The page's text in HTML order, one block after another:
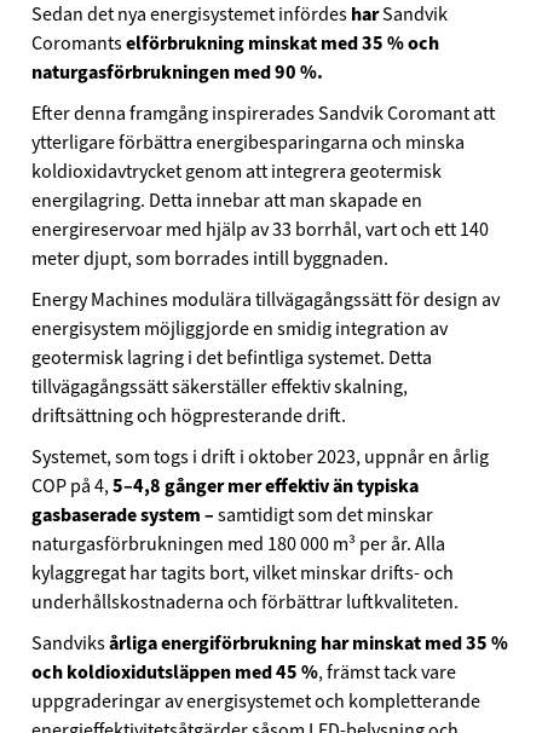
Sedan det nya energisystemet infördesharSandvik
Coromantselförbrukning minskat med 35 % och
naturgasförbrukningen med 90 %.
Efter denna framgång inspirerades Sandvik Coromant att
ytterligare förbättra energibesparingarna och minska
koldioxidavtrycket genom att integrera geotermisk
energilagring. Detta innebar att man skapade en
energireservoar med hjälp av 33 borrhål, vart och ett 140
meter djupt, som borrades intill byggnaden.
Energy Machines modulära tillvägagångssätt för design av
energisystem möjliggjorde en smidig integration av
geotermisk lagring i det befintliga systemet. Detta
tillvägagångssätt säkerställer effektiv skalning,
driftsättning och högpresterande drift.
Systemet, som togs i drift i oktober 2023, uppnår en årlig
COP på 4,5–4,8 gånger mer effektiv än typiska
gasbaserade system –samtidigt som det minskar
naturgasförbrukningen med 180 000 m³ per år. Alla
kylaggregat har tagits bort, vilket minskar drifts- och
underhållskostnaderna och förbättrar luftkvaliteten.
Sandviksårliga energiförbrukning har minskat med 35 %
och koldioxidutsläppen med 45 %, främst tack vare
uppgraderingar av energisystemet och kompletterande